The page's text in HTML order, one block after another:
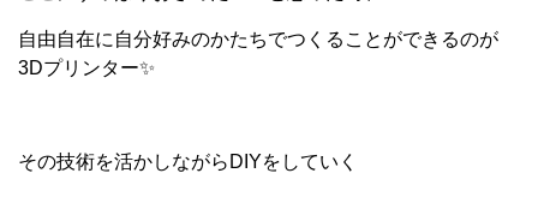
自由自在に自分好みのかたちでつくることができるのが
3Dプリンター✨
その技術を活かしながらDIYをしていく